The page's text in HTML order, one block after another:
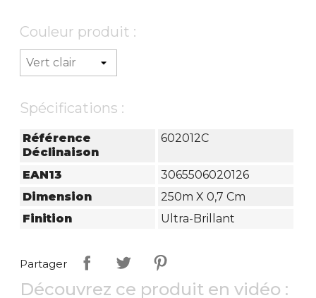
Couleur produit :
Spécifications :
Référence
Déclinaison
602012C
EAN13
3065506020126
Dimension
250m X 0,7 Cm
Finition
Ultra-Brillant
Partager
Découvrez ce produit en vidéo :